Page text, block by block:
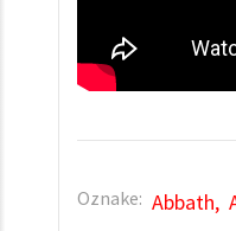
Oznake: Abbath